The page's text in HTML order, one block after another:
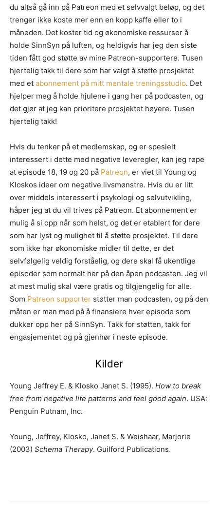
du altså gå inn på Patreon med et selvvalgt beløp, og det
trenger ikke koste mer enn en kopp kaffe eller to i
måneden. Det koster tid og økonomiske ressurser å
holde SinnSyn på luften, og heldigvis har jeg den siste
tiden fått god støtte av mine Patreon-supportere. Tusen
hjertelig takk til dere som har valgt å støtte prosjektet
med et abonnement på mitt mentale treningsstudio. Det
hjelper meg å holde hjulene i gang her på podcasten, og
det gjør at jeg kan prioritere prosjektet høyere. Tusen
hjertelig takk!
Hvis du tenker på et medlemskap, og er spesielt
interessert i dette med negative leveregler, kan jeg røpe
at episode 18, 19 og 20 på Patreon, er viet til Young og
Kloskos ideer om negative livsmønstre. Hvis du er litt
over middels interessert i psykologi og selvutvikling,
håper jeg at du vil trives på Patreon. Et abonnement er
mulig å si opp når som helst, og det er etablert for dere
som har lyst og mulighet til å støtte prosjektet. Til dere
som ikke har økonomiske midler til dette, er det
selvfølgelig veldig forståelig, og dere skal få ukentlige
episoder som normalt her på den åpen podcasten. Jeg vil
at mest mulig skal være gratis og tilgjengelig for alle.
Som Patreon supporter støtter man podcasten, og på den
måten er man med på å finansiere hver episode som
dukker opp her på SinnSyn. Takk for støtten, takk for
engasjementet og på gjenhør i neste episode.
Kilder
Young Jeffrey E. & Klosko Janet S. (1995). How to break
free from negative life patterns and feel good again. USA:
Penguin Putnam, Inc.
Young, Jeffrey, Klosko, Janet S. & Weishaar, Marjorie
(2003) Schema Therapy. Guilford Publications.